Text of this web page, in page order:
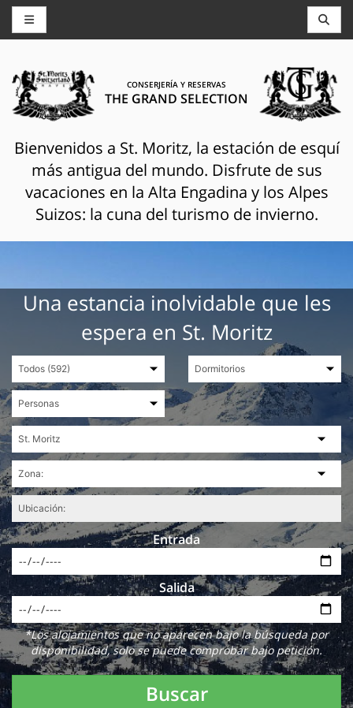
CONSERJERÍA Y RESERVAS
THE GRAND SELECTION
Bienvenidos a St. Moritz, la estación de esquí
más antigua del mundo. Disfrute de sus
vacaciones en la Alta Engadina y los Alpes
Suizos: la cuna del turismo de invierno.
Una estancia inolvidable que les
espera en St. Moritz
Entrada
Salida
*Los alojamientos que no aparecen bajo la búsqueda por
disponibilidad, solo se puede comprobar bajo petición.
Buscar